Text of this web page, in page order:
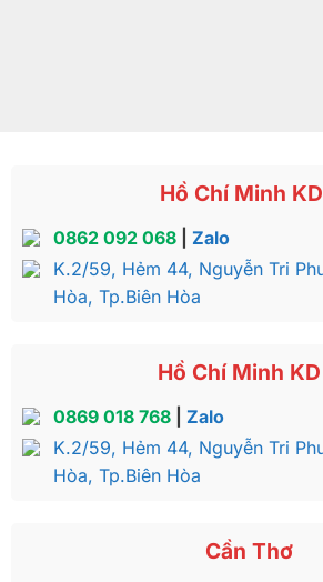
Hồ Chí Minh KD
0862 092 068| Zalo
K.2/59, Hẻm 44, Nguyễn Tri
Hòa, Tp.Biên Hòa
Hồ Chí Minh
0869 018 768| Zalo
K.2/59, Hẻm 44, Nguyễn Tri
Hòa, Tp.Biên Hòa
Cần Thơ